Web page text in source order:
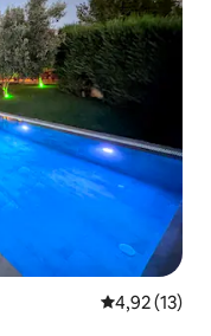
Gemiddelde
4,92 (13)